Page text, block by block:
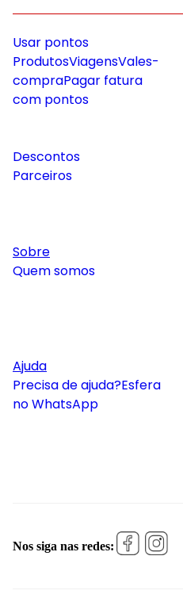
Usar pontos
ProdutosViagensVales-
compraPagar fatura
com pontos
Descontos
Parceiros
Sobre
Quem somos
Ajuda
Precisa de ajuda?Esfera
no WhatsApp
Nos siga nas redes: